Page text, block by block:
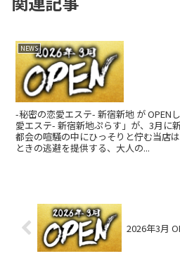
NEWS
-秘密の恋愛エステ- 新宿新地 が OPEN
愛エステ- 新宿新地ぷらす」が、3月に
都会の喧騒の中にひっそりと佇む当店
ときの逃避を提供する、大人の...
2026年3月